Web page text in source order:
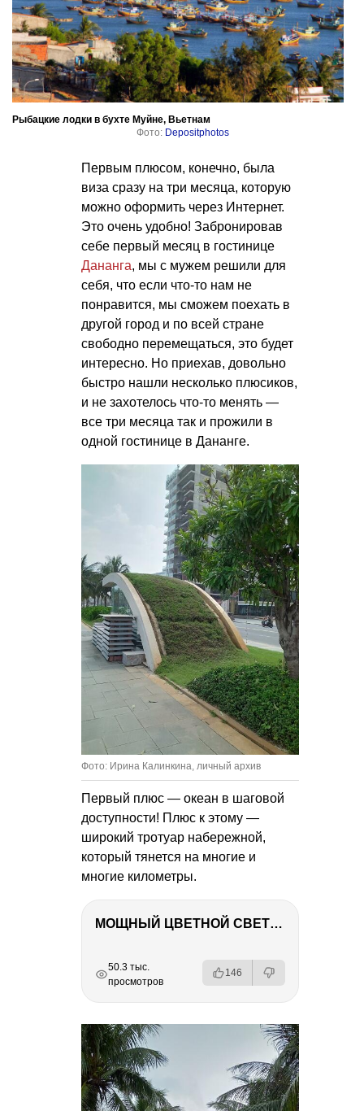
Рыбацкие лодки в бухте Муйне, Вьетнам
Фото: Depositphotos
Первым плюсом, конечно, была
виза сразу на три месяца, которую
можно оформить через Интернет.
Это очень удобно! Забронировав
себе первый месяц в гостинице
Дананга, мы с мужем решили для
себя, что если что-то нам не
понравится, мы сможем поехать в
другой город и по всей стране
свободно перемещаться, это будет
интересно. Но приехав, довольно
быстро нашли несколько плюсиков,
и не захотелось что-то менять —
все три месяца так и прожили в
одной гостинице в Дананге.
Фото: Ирина Калинкина, личный архив
Первый плюс — океан в шаговой
доступности! Плюс к этому —
широкий тротуар набережной,
который тянется на многие и
многие километры.
МОЩНЫЙ ЦВЕТНОЙ СВЕТ – NANLITE FC-500C
РЕКЛАМА
РЕКЛАМА
РЕКЛАМА
РЕКЛАМА
50.3 тыс.
просмотров
146